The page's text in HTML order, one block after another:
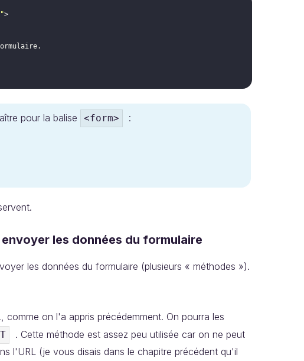
>
pour la balise <form> :
les données du formulaire
les données du formulaire (plusieurs « méthodes »).
comme on l'a appris précédemment. On pourra les
. Cette méthode est assez peu utilisée car on ne peut
l'URL (je vous disais dans le chapitre précédent qu'il